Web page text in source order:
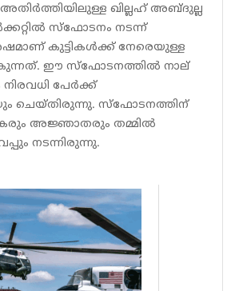
ഖില്ലഹ് അബ്ദുല്ല
സ്ഫോടനം നടന്ന്
കുട്ടികൾക്ക് നേരെയുള്ള
ഈ സ്‌ഫോടനത്തിൽ നാല്
പേർക്ക്
ചെയ്തിരുന്നു. സ്‌ഫോടനത്തിന്
അജ്ഞാതരും തമ്മിൽ
നടന്നിരുന്നു.